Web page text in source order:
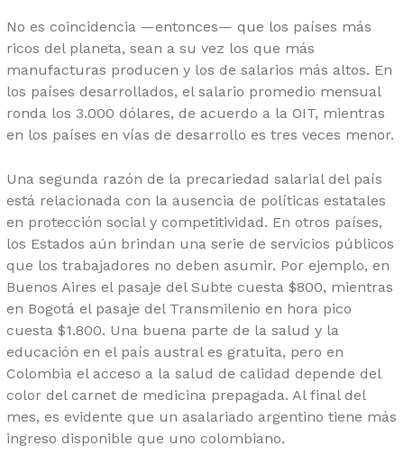
No es coincidencia —entonces— que los países más
ricos del planeta, sean a su vez los que más
manufacturas producen y los de salarios más altos. En
los países desarrollados, el salario promedio mensual
ronda los 3.000 dólares, de acuerdo a la OIT, mientras
en los países en vías de desarrollo es tres veces menor.
Una segunda razón de la precariedad salarial del país
está relacionada con la ausencia de políticas estatales
en protección social y competitividad. En otros países,
los Estados aún brindan una serie de servicios públicos
que los trabajadores no deben asumir. Por ejemplo, en
Buenos Aires el pasaje del Subte cuesta $800, mientras
en Bogotá el pasaje del Transmilenio en hora pico
cuesta $1.800. Una buena parte de la salud y la
educación en el país austral es gratuita, pero en
Colombia el acceso a la salud de calidad depende del
color del carnet de medicina prepagada. Al final del
mes, es evidente que un asalariado argentino tiene más
ingreso disponible que uno colombiano.